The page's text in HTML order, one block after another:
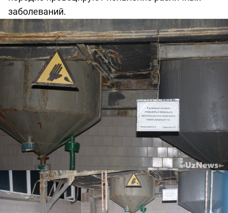
заболеваний.